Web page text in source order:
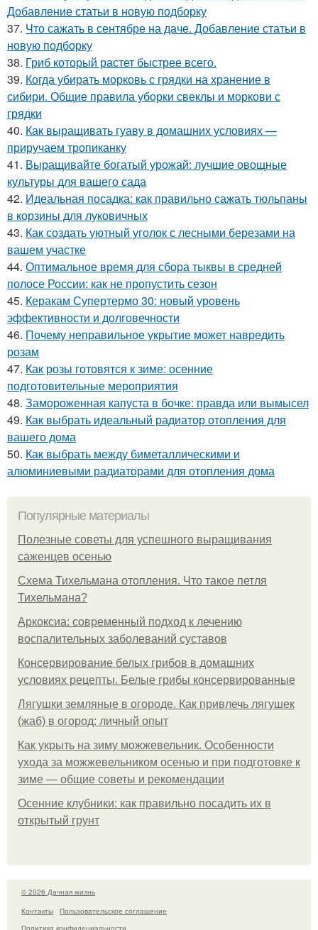
Добавление статьи в новую подборку
37. Что сажать в сентябре на даче. Добавление статьи в
новую подборку
38. Гриб который растет быстрее всего.
39. Когда убирать морковь с грядки на хранение в
сибири. Общие правила уборки свеклы и моркови с
грядки
40. Как выращивать гуаву в домашних условиях —
приручаем тропиканку
41. Выращивайте богатый урожай: лучшие овощные
культуры для вашего сада
42. Идеальная посадка: как правильно сажать тюльпаны
в корзины для луковичных
43. Как создать уютный уголок с лесными березами на
вашем участке
44. Оптимальное время для сбора тыквы в средней
полосе России: как не пропустить сезон
45. Керакам Супертермо 30: новый уровень
эффективности и долговечности
46. Почему неправильное укрытие может навредить
розам
47. Как розы готовятся к зиме: осенние
подготовительные мероприятия
48. Замороженная капуста в бочке: правда или вымысел
49. Как выбрать идеальный радиатор отопления для
вашего дома
50. Как выбрать между биметаллическими и
алюминиевыми радиаторами для отопления дома
Популярные материалы
Полезные советы для успешного выращивания
саженцев осенью
Схема Тихельмана отопления. Что такое петля
Тихельмана?
Аркоксиа: современный подход к лечению
воспалительных заболеваний суставов
Консервирование белых грибов в домашних
условиях рецепты. Белые грибы консервированные
Лягушки земляные в огороде. Как привлечь лягушек
(жаб) в огород: личный опыт
Как укрыть на зиму можжевельник. Особенности
ухода за можжевельником осенью и при подготовке к
зиме — общие советы и рекомендации
Осенние клубники: как правильно посадить их в
открытый грунт
© 2026 Дачная жизнь
Контакты
Пользовательское соглашение
Политика конфидециальности